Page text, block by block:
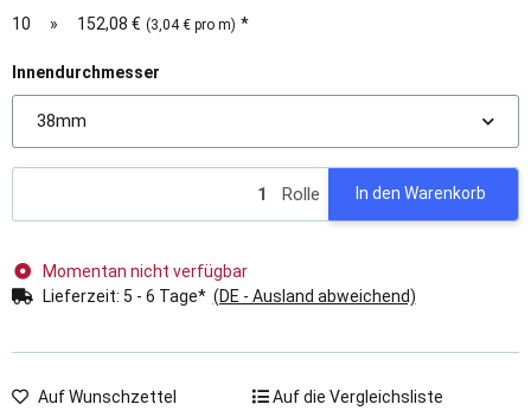
10
» 152,08 € (3,04 € pro m) *
Innendurchmesser
38mm
Rolle In den Warenkorb
Momentan nicht verfügbar
Lieferzeit: 5 - 6 Tage* (DE - Ausland abweichend)
Auf Wunschzettel Auf die Vergleichsliste